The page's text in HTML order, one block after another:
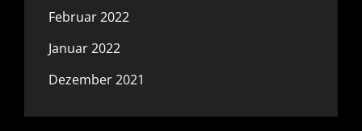
Februar 2022
Januar 2022
Dezember 2021